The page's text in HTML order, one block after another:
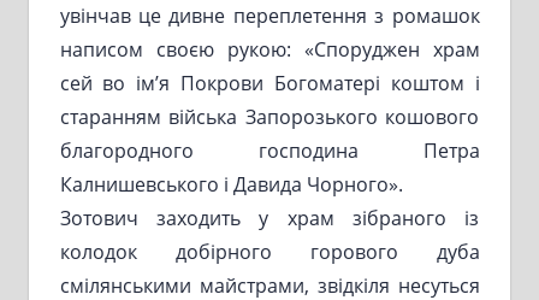
увінчав це дивне переплетення з ромашок
написом своєю рукою: «Споруджен храм
сей во ім’я Покрови Богоматері коштом і
старанням війська Запорозького кошового
благородного господина Петра
Калнишевського і Давида Чорного».
Зотович заходить у храм зібраного із
колодок добірного горового дуба
смілянськими майстрами, звідкіля несуться